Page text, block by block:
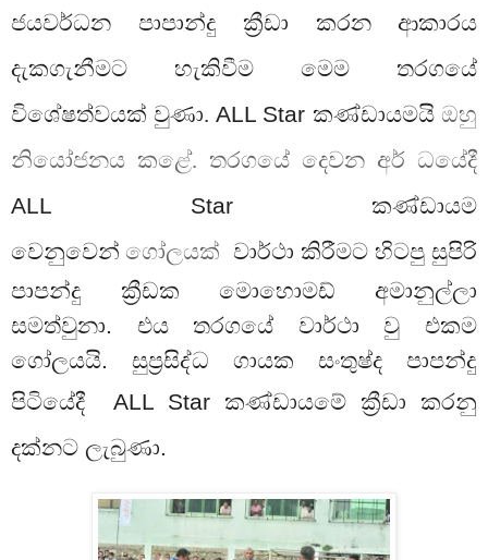
ජයවර්ධන පාපාන්දු ක්‍රීඩා කරන ආකාරය
දැකගැනීමට හැකිවීම මෙම තරගයේ
විශේෂත්වයක් වුණා. ALL Star කණ්ඩායමයි ඔහු
නියෝජනය කළේ. තරගයේ දෙවන අර් ධයේදී
ALL Star කණ්ඩායම
වෙනුවෙන් ගෝලයක් වාර්ථා කිරීමට හිටපු සුපිරි
පාපන්දු ක්‍රීඩක මොහොමඩ් අමානුල්ලා
සමත්වුනා. එය තරගයේ වාර්ථා වු එකම
ගෝලයයි. සුප්‍රසිද්ධ ගායක සංතුෂ්ද පාපන්දු
පිටියේදී ALL Star කණ්ඩායමේ ක්‍රීඩා කරනු
දක්නට ලැබුණා.